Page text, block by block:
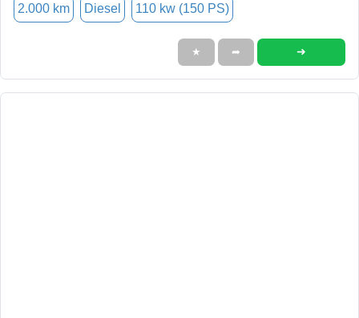
2.000 km Diesel 110 kw (150 PS)
★ ➦ ➜